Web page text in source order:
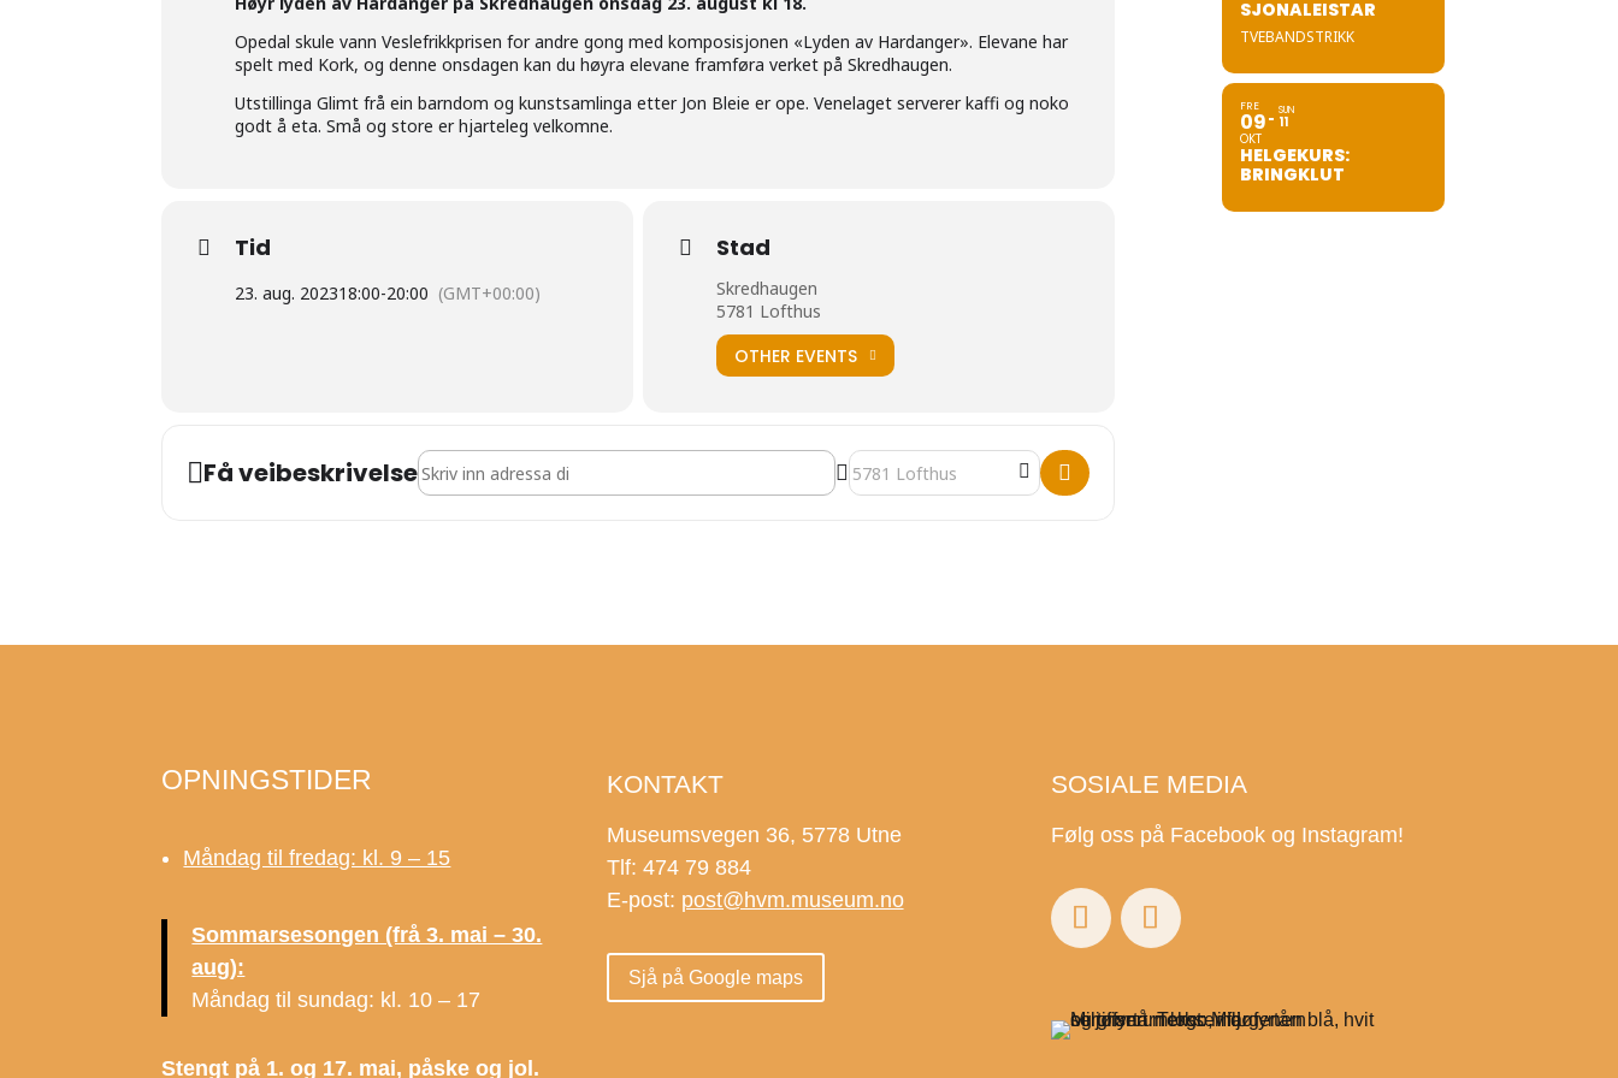
Opedal skule vann Veslefrikkprisen for andre gong med komposisjonen «Lyden av Hardanger». Elevane har
spelt med Kork, og denne onsdagen kan du høyra elevane framføra verket på Skredhaugen.
Utstillinga Glimt frå ein barndom og kunstsamlinga etter Jon Bleie er ope. Venelaget serverer kaffi og noko
godt å eta. Små og store er hjarteleg velkomne.
Tid
23. aug. 202318:00-20:00 (GMT+00:00)
Stad
Skredhaugen
5781 Lofthus
OTHER EVENTS
Få veibeskrivelseAddress - Lyden av Hardanger [] Destination Address - Lyden av Hardanger []
SJONALEISTAR
TVEBANDSTRIKK
FRE
09
OKT
SUN
11
HELGEKURS:
BRINGKLUT
OPNINGSTIDER
Måndag til fredag: kl. 9 – 15
Sommarsesongen (frå 3. mai – 30.
aug):
Måndag til sundag: kl. 10 – 17
Stengt på 1. og 17. mai, påske og jol.
KONTAKT
Museumsvegen 36, 5778 Utne
Tlf: 474 79 884
E-post: post@hvm.museum.no
Sjå på Google maps
SOSIALE MEDIA
Følg oss på Facebook og Instagram!